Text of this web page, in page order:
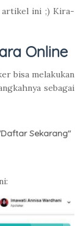
artikel ini ;) Kira-
Online
bisa melakukan
sebagai
Sekarang"